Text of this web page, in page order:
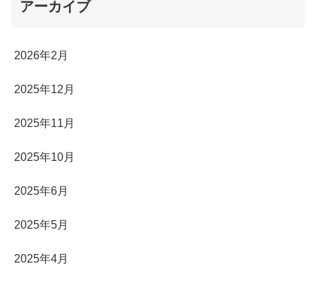
アーカイブ
2026年2月
2025年12月
2025年11月
2025年10月
2025年6月
2025年5月
2025年4月